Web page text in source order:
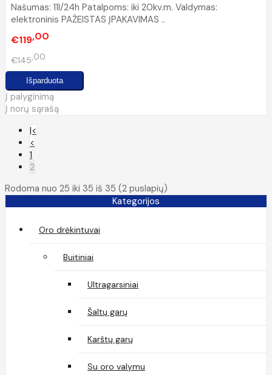
Našumas: 11l/24h Patalpoms: iki 20kv.m. Valdymas:
elektroninis PAŽEISTAS ĮPAKAVIMAS ..
€119 00
€145 00
Į palyginimą
Į norų sąrašą
|<
<
1
2
Rodoma nuo 25 iki 35 iš 35 (2 puslapių)
Kategorijos
Oro drėkintuvai
Buitiniai
Ultragarsiniai
Šaltų garų
Karštų garų
Su oro valymu